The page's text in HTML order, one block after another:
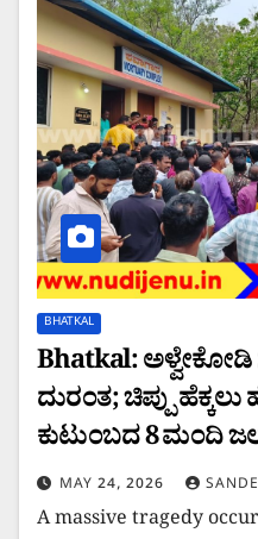
BHATKAL
Bhatkal: ಅಳ್ವೇಕೋಡಿ
ದುರಂತ; ಚಿಪ್ಪು
ಕುಟುಂಬದ 8 ಮಂದಿ
MAY 24, 2026
A massive tragedy